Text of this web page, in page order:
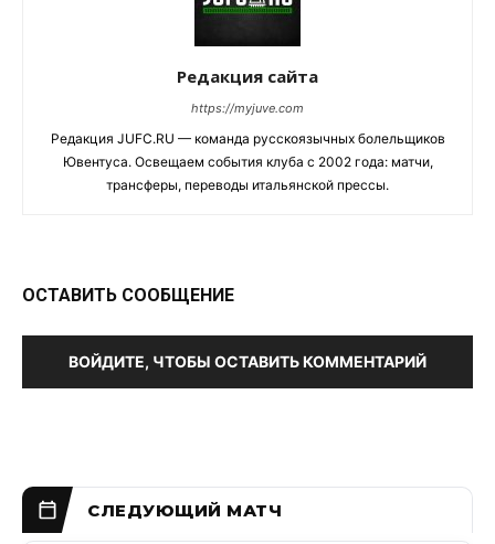
Редакция сайта
https://myjuve.com
Редакция JUFC.RU — команда русскоязычных болельщиков
Ювентуса. Освещаем события клуба с 2002 года: матчи,
трансферы, переводы итальянской прессы.
ОСТАВИТЬ СООБЩЕНИЕ
ВОЙДИТЕ, ЧТОБЫ ОСТАВИТЬ КОММЕНТАРИЙ